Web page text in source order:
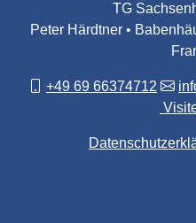
TG
Peter Härdtner •
+49 69 66374712